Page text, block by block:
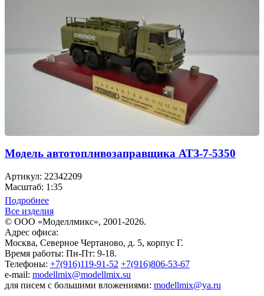
Модель автотопливозаправщика АТЗ-7-5350
Артикул: 22342209
Масштаб: 1:35
Подробнее
Все изделия
© ООО «Моделлмикс», 2001-2026.
Адрес офиса:
Москва, Северное Чертаново, д. 5, корпус Г.
Время работы: Пн-Пт: 9-18.
Телефоны: +7(916)119-91-52 +7(916)806-53-67
e-mail: modellmix@modellmix.su
для писем с большими вложениями: modellmix@ya.ru